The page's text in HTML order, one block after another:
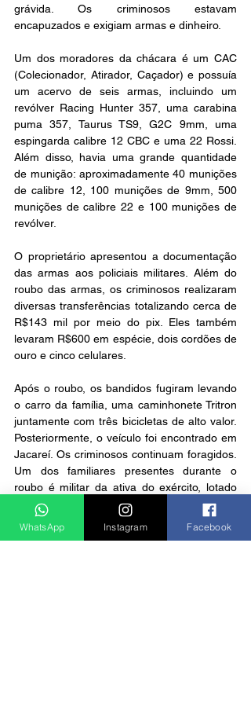
grávida. Os criminosos estavam
encapuzados e exigiam armas e dinheiro.
Um dos moradores da chácara é um CAC
(Colecionador, Atirador, Caçador) e possuía
um acervo de seis armas, incluindo um
revólver Racing Hunter 357, uma carabina
puma 357, Taurus TS9, G2C 9mm, uma
espingarda calibre 12 CBC e uma 22 Rossi.
Além disso, havia uma grande quantidade
de munição: aproximadamente 40 munições
de calibre 12, 100 munições de 9mm, 500
munições de calibre 22 e 100 munições de
revólver.
O proprietário apresentou a documentação
das armas aos policiais militares. Além do
roubo das armas, os criminosos realizaram
diversas transferências totalizando cerca de
R$143 mil por meio do pix. Eles também
levaram R$600 em espécie, dois cordões de
ouro e cinco celulares.
Após o roubo, os bandidos fugiram levando
o carro da família, uma caminhonete Tritron
juntamente com três bicicletas de alto valor.
Posteriormente, o veículo foi encontrado em
Jacareí. Os criminosos continuam foragidos.
Um dos familiares presentes durante o
roubo é militar da ativa do exército, lotado
no 6° BIL. O caso foi registrado pela Polícia
Militar.
WhatsApp Instagram Facebook